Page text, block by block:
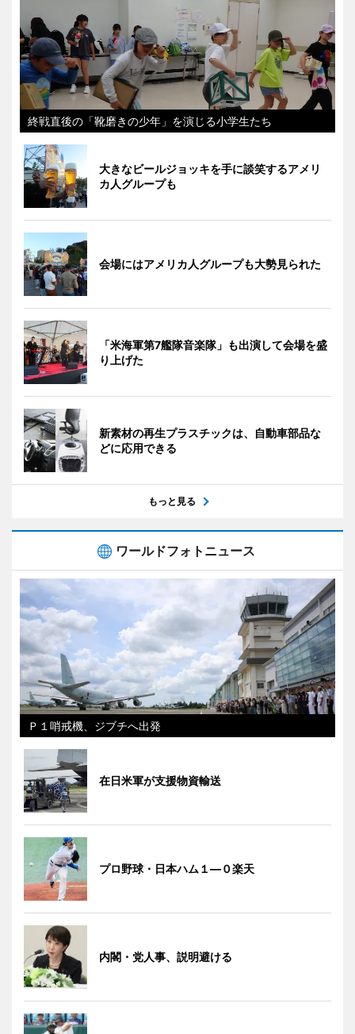
終戦直後の「靴磨きの少年」を演じる小学生たち
大きなビールジョッキを手に談笑するアメリ
カ人グループも
会場にはアメリカ人グループも大勢見られた
「米海軍第7艦隊音楽隊」も出演して会場を盛
り上げた
新素材の再生プラスチックは、自動車部品な
どに応用できる
もっと見る
ワールドフォトニュース
Ｐ１哨戒機、ジブチへ出発
在日米軍が支援物資輸送
プロ野球・日本ハム１―０楽天
内閣・党人事、説明避ける